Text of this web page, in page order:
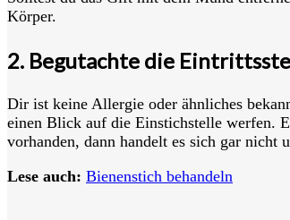
Körper.
2. Begutachte die
Dir ist keine Allergie oder ähnliches
einen Blick auf die Einstichstelle werfen.
vorhanden, dann handelt es sich gar nicht
Lese auch: Bienenstich behandeln